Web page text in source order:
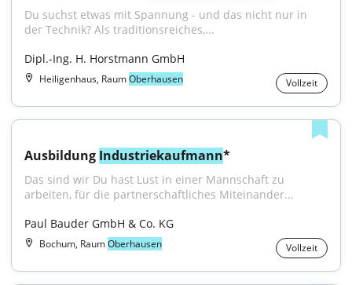
Du suchst etwas mit Spannung - und das nicht nur in
der Technik? Als traditionsreiches,...
Dipl.-Ing. H. Horstmann GmbH
Heiligenhaus, RaumOberhausen Vollzeit
Ausbildung Industriekaufmann*
Das sind wir Du hast Lust in einer Mannschaft zu
arbeiten, für die partnerschaftliches Miteinander...
Paul Bauder GmbH & Co. KG
Bochum, RaumOberhausen Vollzeit